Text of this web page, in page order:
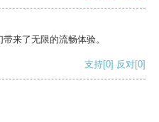
来了无限的流畅体验。
支持[0] 反对[0]